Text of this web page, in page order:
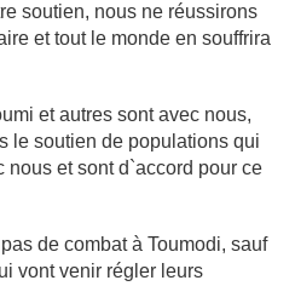
soutien, nous ne réussirons
et tout le monde en souffrira
et autres sont avec nous,
le soutien de populations qui
nous et sont d`accord pour ce
de combat à Toumodi, sauf
vont venir régler leurs